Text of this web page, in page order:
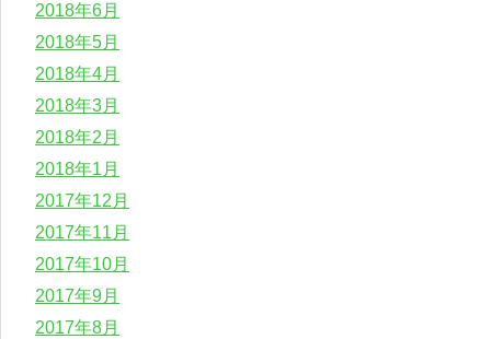
2018年6月
2018年5月
2018年4月
2018年3月
2018年2月
2018年1月
2017年12月
2017年11月
2017年10月
2017年9月
2017年8月